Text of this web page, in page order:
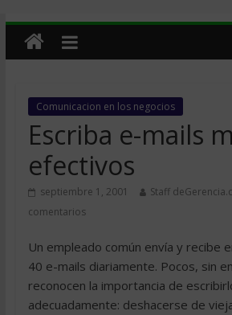
Comunicacion en los negocios
Escriba e-mails
efectivos
septiembre 1, 2001 Staff
comentarios
Un empleado común envía y recibe
40 e-mails diariamente. Pocos, sin
reconocen la importancia de
adecuadamente: deshacerse de